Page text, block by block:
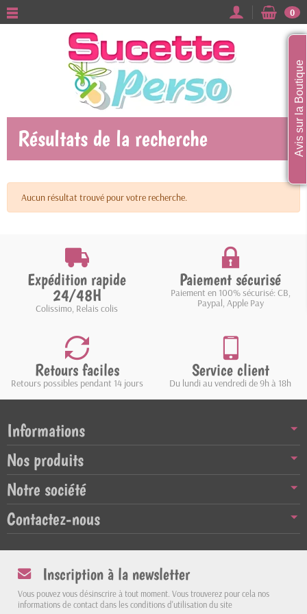
0
Résultats de la recherche
Aucun résultat trouvé pour votre recherche.
Expédition rapide
24/48H
Colissimo, Relais colis
Paiement sécurisé
Paiement en 100% sécurisé: CB,
Paypal, Apple Pay
Retours faciles
Retours possibles pendant 14 jours
Service client
Du lundi au vendredi de 9h à 18h
Informations
Nos produits
Notre société
Contactez-nous
Avis sur la Boutique
Inscription à la newsletter
Vous pouvez vous désinscrire à tout moment. Vous trouverez pour cela nos
informations de contact dans les conditions d'utilisation du site